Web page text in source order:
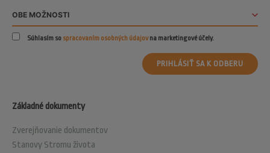
Základné dokumenty
Zverejňovanie dokumentov
Stanovy Stromu života
Súhlasím so spracovaním osobných údajovna marketingové účely.
PRIHLÁSIŤ SA K ODBERU